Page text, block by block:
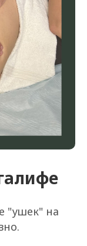
"ушек" на